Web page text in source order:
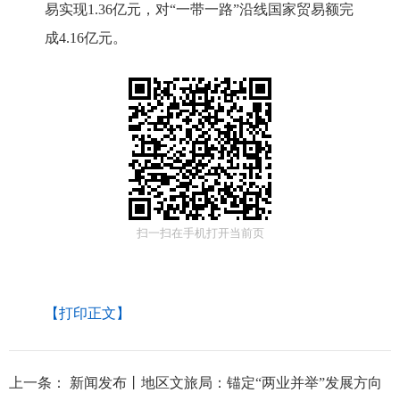
易实现1.36亿元，对“一带一路”沿线国家贸易额完
成4.16亿元。
扫一扫在手机打开当前页
【打印正文】
上一条：
新闻发布丨地区文旅局：锚定“两业并举”发展方向